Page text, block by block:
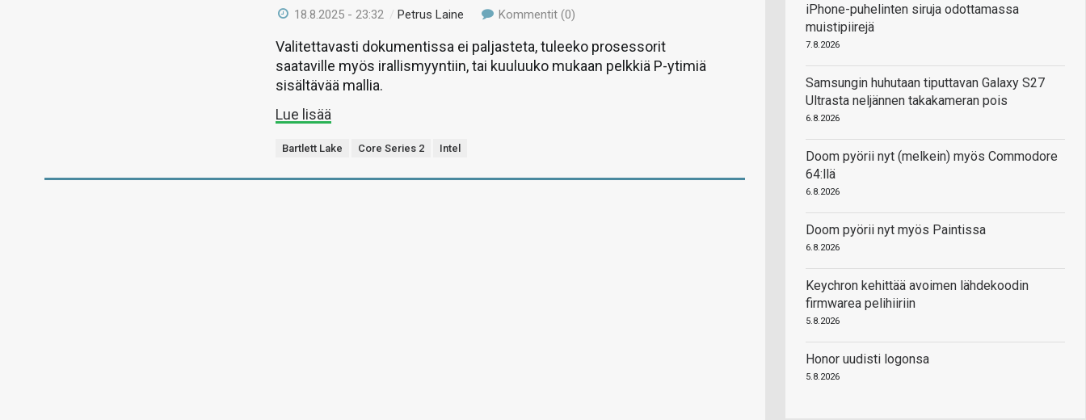
18.8.2025 - 23:32 /Petrus Laine Kommentit (0)
Valitettavasti dokumentissa ei paljasteta, tuleeko prosessorit
saataville myös irallismyyntiin, tai kuuluuko mukaan pelkkiä P-ytimiä
sisältävää mallia.
Lue lisää
Bartlett Lake Core Series 2 Intel
iPhone-puhelinten siruja odottamassa
muistipiirejä
7.8.2026
Samsungin huhutaan tiputtavan Galaxy S27
Ultrasta neljännen takakameran pois
6.8.2026
Doom pyörii nyt (melkein) myös Commodore
64:llä
6.8.2026
Doom pyörii nyt myös Paintissa
6.8.2026
Keychron kehittää avoimen lähdekoodin
firmwarea pelihiiriin
5.8.2026
Honor uudisti logonsa
5.8.2026